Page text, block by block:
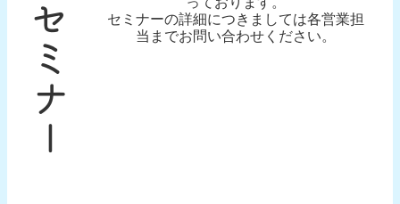
セミナーの詳細につきましては各営業担
当までお問い合わせください。